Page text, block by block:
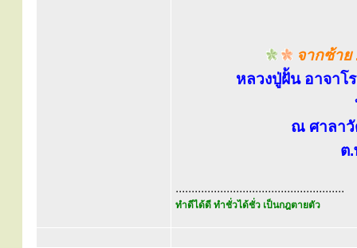
จากซ้าย
หลวงปู่ฝั้น อาจาโ
ณ ศาลาวั
ต
.....................................................
ทำดีได้ดี ทำชั่วได้ชั่ว เป็นกฎตายตัว